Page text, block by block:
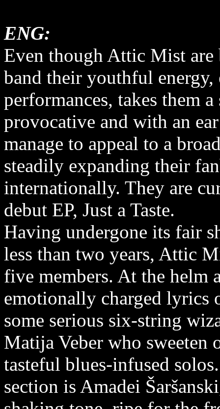
ENG:
Even though Attic Mist are
band their youthful
performances, takes them
provocative and with an
manage to appeal to a
steadily expanding their
internationally. They are
debut EP, Just a Taste.
Having undergone its fair
less than two years, Attic
five members. At the helm
emotionally charged lyrics
some serious six-string
Matija Veber who sweeten
tasteful blues-infused
section is Amadei